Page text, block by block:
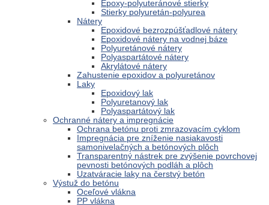
Epoxy-polyuteránové stierky
Stierky polyuretán-polyurea
Nátery
Epoxidové bezrozpúšťadlové nátery
Epoxidové nátery na vodnej báze
Polyuretánové nátery
Polyaspartátové nátery
Akrylátové nátery
Zahustenie epoxidov a polyuretánov
Laky
Epoxidový lak
Polyuretanový lak
Polyaspartátový lak
Ochranné nátery a impregnácie
Ochrana betónu proti zmrazovacím cyklom
Impregnácia pre zníženie nasiakavosti
samonivelačných a betónových plôch
Transparentný nástrek pre zvýšenie povrchovej
pevnosti betónových podláh a plôch
Uzatváracie laky na čerstvý betón
Výstuž do betónu
Oceľové vlákna
PP vlákna